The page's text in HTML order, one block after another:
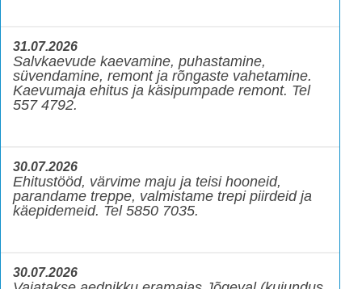
31.07.2026
Salvkaevude kaevamine, puhastamine,
süvendamine, remont ja rõngaste vahetamine.
Kaevumaja ehitus ja käsipumpade remont. Tel
557 4792.
30.07.2026
Ehitustööd, värvime maju ja teisi hooneid,
parandame treppe, valmistame trepi piirdeid ja
käepidemeid. Tel 5850 7035.
30.07.2026